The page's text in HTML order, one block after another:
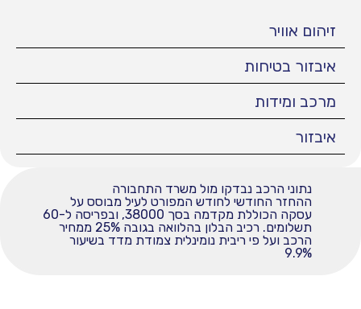
זיהום אוויר
איבזור בטיחות
מרכב ומידות
איבזור
נתוני הרכב נבדקו מול משרד התחבורה
ההחזר החודשי לחודש המפורט לעיל מבוסס על
עסקה הכוללת מקדמה בסך 38000, ובפריסה ל-60
תשלומים. רכיב הבלון בהלוואה בגובה 25% ממחיר
הרכב ועל פי ריבית נומינלית צמודת מדד בשיעור
9.9%